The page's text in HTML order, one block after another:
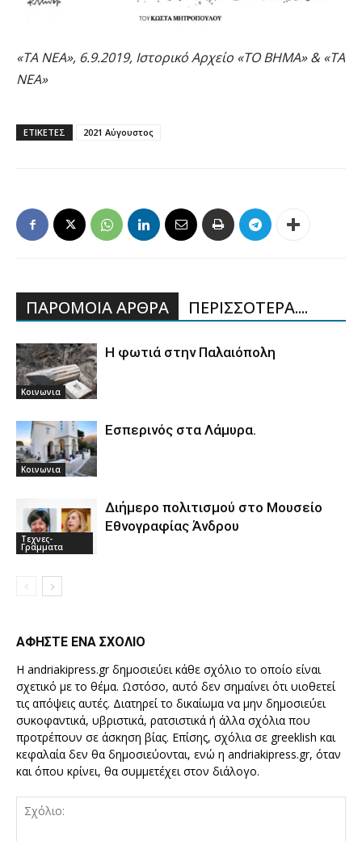
«ΤΑ ΝΕΑ», 6.9.2019, Ιστορικό Αρχείο «ΤΟ ΒΗΜΑ» & «ΤΑ
ΝΕΑ»
ΕΤΙΚΕΤΕΣ 2021 Αύγουστος
ΠΑΡΟΜΟΙΑ ΑΡΘΡΑ ΠΕΡΙΣΣΟΤΕΡΑ....
Κοινωνια
Η φωτιά στην Παλαιόπολη
Κοινωνια
Εσπερινός στα Λάμυρα.
Τεχνες-
Γραμματα
Διήμερο πολιτισμού στο Μουσείο
Εθνογραφίας Άνδρου
ΑΦΗΣΤΕ ΕΝΑ ΣΧΟΛΙΟ
Η andriakipress.gr δημοσιεύει κάθε σχόλιο το οποίο είναι
σχετικό με το θέμα. Ωστόσο, αυτό δεν σημαίνει ότι υιοθετεί
τις απόψεις αυτές. Διατηρεί το δικαίωμα να μην δημοσιεύει
συκοφαντικά, υβριστικά, ρατσιστικά ή άλλα σχόλια που
προτρέπουν σε άσκηση βίας. Επίσης, σχόλια σε greeklish και
κεφαλαία δεν θα δημοσιεύονται, ενώ η andriakipress.gr, όταν
και όπου κρίνει, θα συμμετέχει στον διάλογο.